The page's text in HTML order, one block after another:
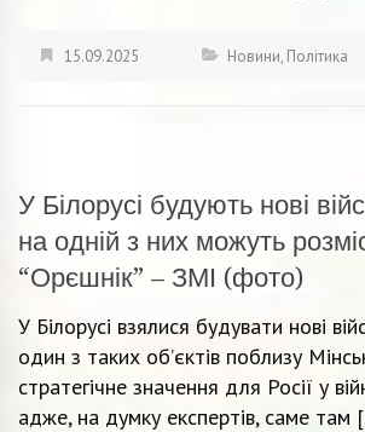
15.09.2025 Новини, Політика
У Білорусі будують нові
на одній з них можуть
“Орєшнік” – ЗМІ (фото)
У Білорусі взялися будувати нові
один з таких об’єктів поблизу
стратегічне значення для Росії у
адже, на думку експертів, саме там